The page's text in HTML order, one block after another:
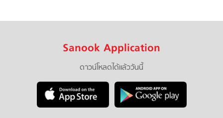
Sanook Application
ดาวน์โหลดได้แล้ววันนี้